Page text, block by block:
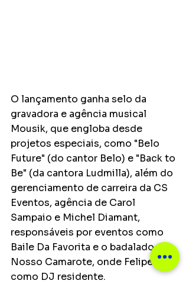
O lançamento ganha selo da
gravadora e agência musical
Mousik, que engloba desde
projetos especiais, como "Belo
Future" (do cantor Belo) e "Back to
Be" (da cantora Ludmilla), além do
gerenciamento de carreira da CS
Eventos, agência de Carol
Sampaio e Michel Diamant,
responsáveis por eventos como
Baile Da Favorita e o badalado
Nosso Camarote, onde Felipe atua
como DJ residente.